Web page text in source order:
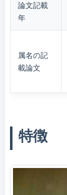
論文記載
年
属名の記
載論文
特徴